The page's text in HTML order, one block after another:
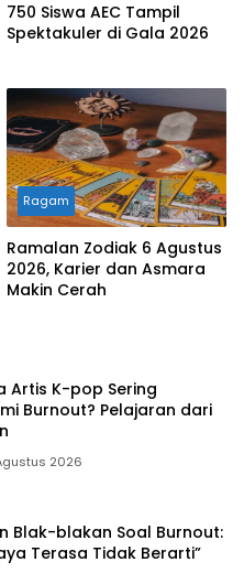
750 Siswa AEC Tampil
Spektakuler di Gala 2026
Ragam
Ramalan Zodiak 6 Agustus
2026, Karier dan Asmara
Makin Cerah
Artis K-pop Sering
Burnout? Pelajaran dari
2026
Blak-blakan Soal Burnout:
Terasa Tidak Berarti”